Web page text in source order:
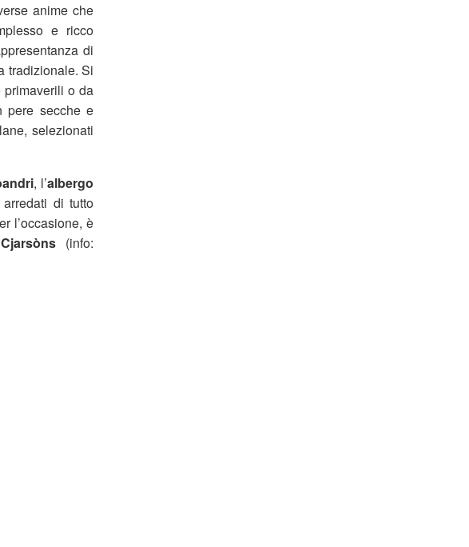
anime che
e ricco
di
tradizionale. Si
o da
pere secche e
selezionati
, l’albergo
di tutto
l’occasione, è
(info: